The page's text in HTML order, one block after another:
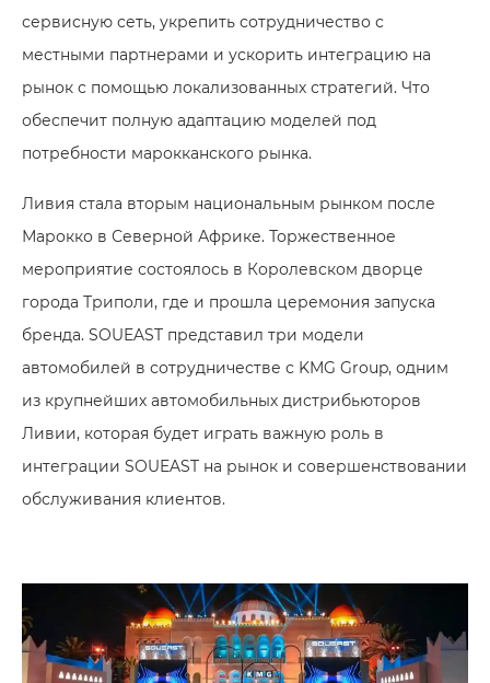
сервисную сеть, укрепить сотрудничество с
местными партнерами и ускорить интеграцию на
рынок с помощью локализованных стратегий. Что
обеспечит полную адаптацию моделей под
потребности марокканского рынка.
Ливия стала вторым национальным рынком после
Марокко в Северной Африке. Торжественное
мероприятие состоялось в Королевском дворце
города Триполи, где и прошла церемония запуска
бренда. SOUEAST представил три модели
автомобилей в сотрудничестве с KMG Group, одним
из крупнейших автомобильных дистрибьюторов
Ливии, которая будет играть важную роль в
интеграции SOUEAST на рынок и совершенствовании
обслуживания клиентов.